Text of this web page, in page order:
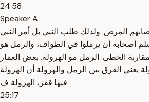
24:58
Speaker A
المرض. ولذلك طلب النبي بل أمر النبي
أصحابه أن يرملوا في الطواف، والرمل هو
الخطى. الرمل مو الهرولة. بعض العمار
يعني الفرق بين الرمل والهرولة أن الهرولة
فيها قفز، الهرولة ف.
25:17